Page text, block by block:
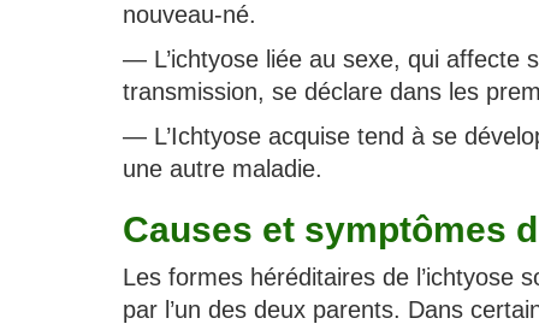
nouveau-né.
— L’ichtyose liée au sexe, qui affecte
transmission, se déclare dans les
— L’Ichtyose acquise tend à se
une autre maladie.
Causes et symptômes
Les formes héréditaires de l’ichtyose
par l’un des deux parents. Dans